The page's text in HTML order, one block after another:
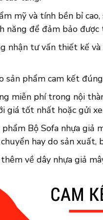
mỹ và tính bền bỉ
năng để đảm bảo
nhận tư vấn thiết kế
sản phẩm cam kết
miễn phí trong nội
giá tốt nhất hoặc gửi
phẩm Bộ Sofa nhựa
hay do sản xuất,
về dây nhựa giả